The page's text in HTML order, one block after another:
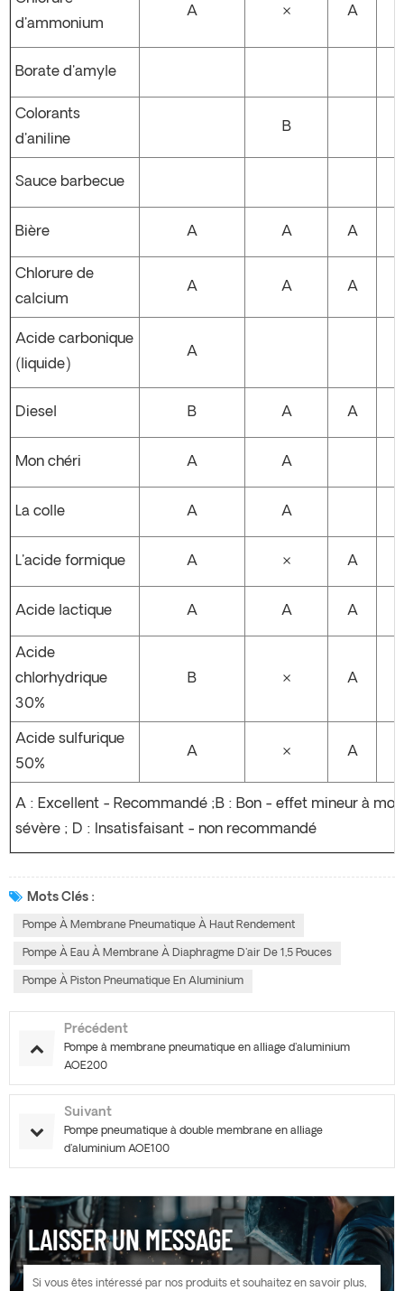
d'ammonium
A × A
Borate d'amyle
Colorants
d'aniline
B
Sauce barbecue
Bière A A A
Chlorure de
calcium
A A A
Acide carbonique
(liquide)
A
Diesel B A A
Mon chéri A A
La colle A A
L'acide formique A × A
Acide lactique A A A
Acide
chlorhydrique
30%
B × A
Acide sulfurique
50%
A × A
A : Excellent - Recommandé ;B : Bon - effet mineur à
sévère ; D : Insatisfaisant - non recommandé
Mots Clés :
Pompe À Membrane Pneumatique À Haut Rendement
Pompe À Eau À Membrane À Diaphragme D'air De 1,5 Pouces
Pompe À Piston Pneumatique En Aluminium
Précédent
Pompe à membrane pneumatique en alliage d'aluminium
AOE200
Suivant
Pompe pneumatique à double membrane en alliage
d'aluminium AOE100
LAISSER UN MESSAGE
Si vous êtes intéressé par nos produits et souhaitez en savoir plus,